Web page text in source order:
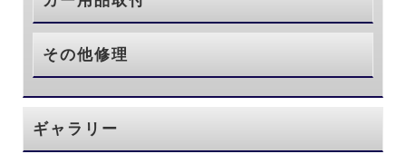
その他修理
ギャラリー